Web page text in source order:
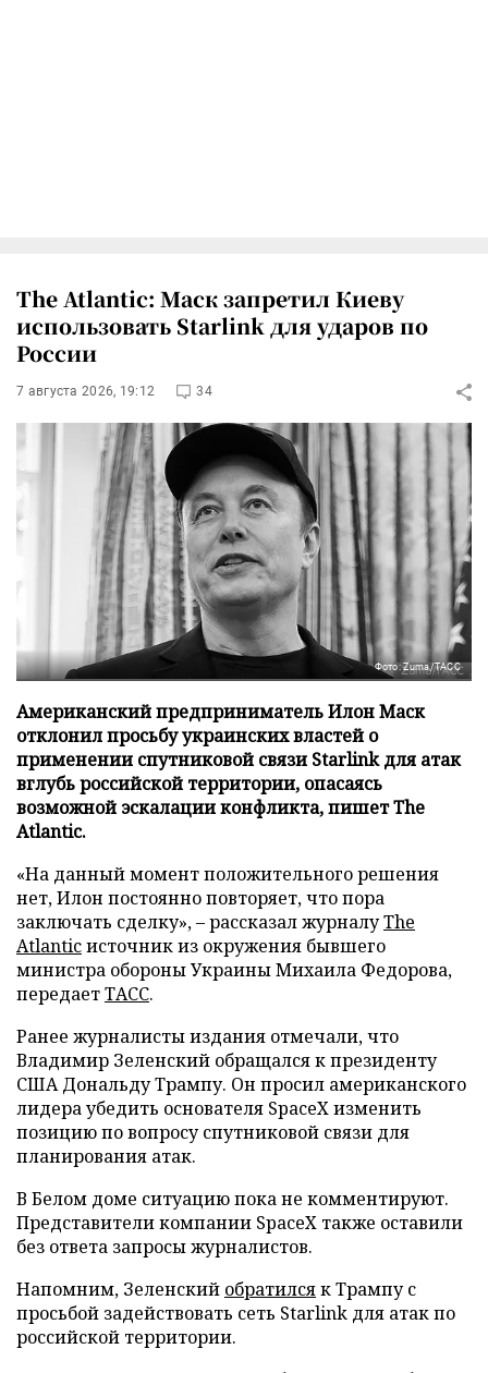
The Atlantic: Маск запретил Киеву
использовать Starlink для ударов по
России
7 августа 2026, 19:12 34
Фото: Zuma/ТАСС
Американский предприниматель Илон Маск
отклонил просьбу украинских властей о
применении спутниковой связи Starlink для атак
вглубь российской территории, опасаясь
возможной эскалации конфликта, пишет The
Atlantic.
«На данный момент положительного решения
нет, Илон постоянно повторяет, что пора
заключать сделку», – рассказал журналуThe
Atlanticисточник из окружения бывшего
министра обороны Украины Михаила Федорова,
передаетТАСС.
Ранее журналисты издания отмечали, что
Владимир Зеленский обращался к президенту
США Дональду Трампу. Он просил американского
лидера убедить основателя SpaceX изменить
позицию по вопросу спутниковой связи для
планирования атак.
В Белом доме ситуацию пока не комментируют.
Представители компании SpaceX также оставили
без ответа запросы журналистов.
Напомним, Зеленский обратилсяк Трампу с
просьбой задействовать сеть Starlink для атак по
российской территории.